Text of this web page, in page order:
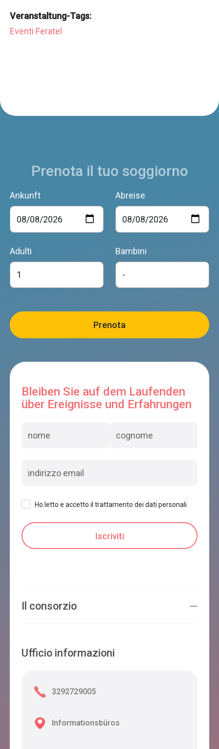
Veranstaltung-Tags:
Eventi Feratel
Prenota il tuo soggiorno
Ankunft Abreise
Adulti Bambini
Bleiben Sie auf dem Laufenden
über Ereignisse und Erfahrungen
Ho letto e accetto il trattamento dei dati personali
Il consorzio
Ufficio informazioni
3292729005
Informationsbüros